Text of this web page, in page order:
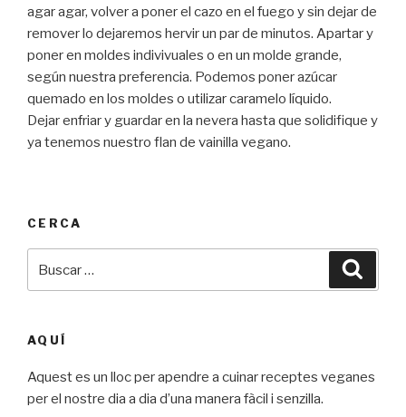
agar agar, volver a poner el cazo en el fuego y sin dejar de
remover lo dejaremos hervir un par de minutos. Apartar y
poner en moldes indivivuales o en un molde grande,
según nuestra preferencia. Podemos poner azúcar
quemado en los moldes o utilizar caramelo líquido.
Dejar enfriar y guardar en la nevera hasta que solidifique y
ya tenemos nuestro flan de vainilla vegano.
CERCA
AQUÍ
Aquest es un lloc per apendre a cuinar receptes veganes
per el nostre dia a dia d’una manera fàcil i senzilla.